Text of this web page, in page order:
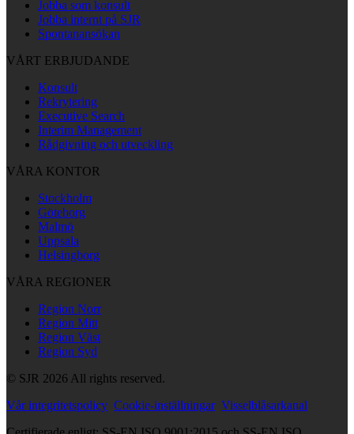
Jobba som konsult
Jobba internt på SJR
Spontanansökan
VÅRT ERBJUDANDE
Konsult
Rekrytering
Executive Search
Interim Management
Rådgivning och utveckling
VÅRA KONTOR
Stockholm
Göteborg
Malmö
Uppsala
Helsingborg
VÅRA REGIONER
Region Norr
Region Mitt
Region Väst
Region Syd
© SJR 2026 All rights reserved.
Vår integritetspolicy Cookie-inställningar Visselblåsarkanal